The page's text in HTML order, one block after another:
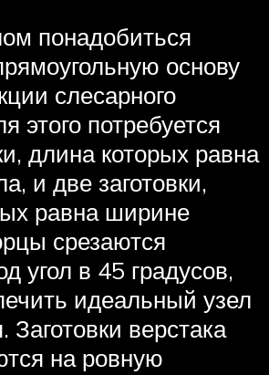
понадобиться
основу
слесарного
этого потребуется
длина которых равна
и две заготовки,
равна ширине
срезаются
угол в 45 градусов,
идеальный узел
верстака
на ровную